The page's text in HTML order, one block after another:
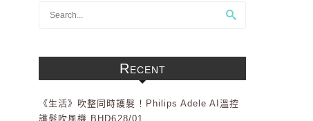
Recent
《生活》吹整同時護髮！Philips Adele AI溫控
護髮吹風機 BHD628/01